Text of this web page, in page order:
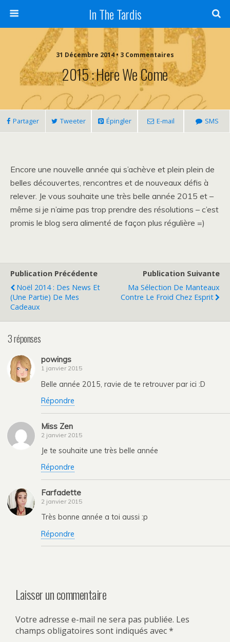
In The Tardis
31 Décembre 2014 • 3 Commentaires
2015 : Here We Come
Partager Tweeter Épingler E-mail SMS
Encore une nouvelle année qui s’achève et plein plein de
belles découvertes, rencontres et de nouveaux défis à
relever. Je vous souhaite une très belle année 2015 et –
même si je n’aime pas trop prendre des résolutions – c’est
promis le blog sera alimenté de façon plus régulière =)
Publication Précédente
Noël 2014 : Des News Et
(une Partie) De Mes
Cadeaux
Publication Suivante
Ma Sélection De Manteaux
Contre Le Froid Chez Esprit
3 réponses
powings
1 janvier 2015
Belle année 2015, ravie de te retrouver par ici :D
Répondre
Miss Zen
2 janvier 2015
Je te souhaite une très belle année
Répondre
Farfadette
2 janvier 2015
Très bonne année a toi aussi :p
Répondre
Laisser un commentaire
Votre adresse e-mail ne sera pas publiée. Les
champs obligatoires sont indiqués avec*